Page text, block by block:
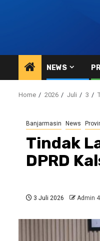
NEWS
Home 2026 Juli 3
Banjarmasin News
Tindak
DPRD
3 Juli 2026 Admin 4